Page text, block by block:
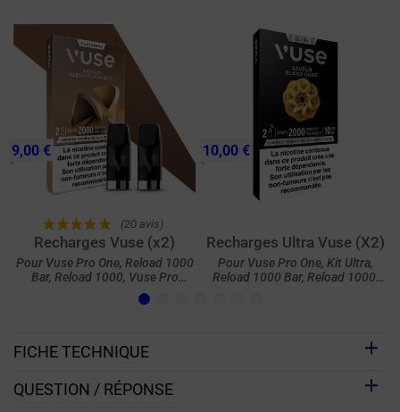
(20 avis)
Recharges Vuse (x2)
Pour Vuse Pro One, Reload 1000
Bar, Reload 1000, Vuse Pro
(ePod 2) et ePod
9,00 €
Recharges Ultra Vuse (X2)
Pour Vuse Pro One, Kit Ultra,
Reload 1000 Bar, Reload 1000,
10,00 €
FICHE TECHNIQUE
QUESTION / RÉPONSE